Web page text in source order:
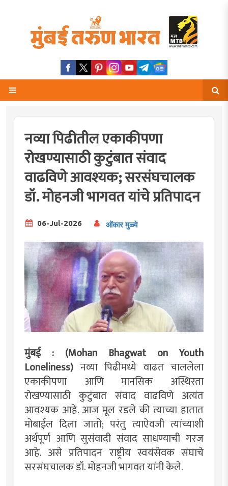
नव्या पिढीतील एकाकीपणा
रोखण्यासाठी कुटुंबात संवाद
वाढविणे आवश्यक; सरसंघचालक
डॉ. मोहनजी भागवत यांचे प्रतिपादन
06-Jul-2026 ओंकार मुळ्ये
मुंबई : (Mohan Bhagwat on Youth
Loneliness) नव्या पिढीमध्ये वाढत चाललेला
एकाकीपणा आणि मानसिक अस्थिरता
रोखण्यासाठी कुटुंबात संवाद वाढविणे अत्यंत
आवश्यक आहे. आज मूल रडले की त्याच्या हातात
मोबाईल दिला जातो; परंतु त्याऐवजी त्यांच्याशी
अर्थपूर्ण आणि सुसंवादी संवाद साधण्याची गरज
आहे. असे प्रतिपादन राष्ट्रीय स्वयंसेवक संघाचे
सरसंघचालक डॉ. मोहनजी भागवत यांनी केले.